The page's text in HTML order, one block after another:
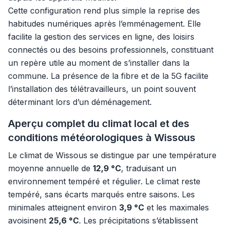
Cette configuration rend plus simple la reprise des
habitudes numériques après l’emménagement. Elle
facilite la gestion des services en ligne, des loisirs
connectés ou des besoins professionnels, constituant
un repère utile au moment de s’installer dans la
commune. La présence de la fibre et de la 5G facilite
l’installation des télétravailleurs, un point souvent
déterminant lors d’un déménagement.
Aperçu complet du climat local et des
conditions météorologiques à Wissous
Le climat de Wissous se distingue par une température
moyenne annuelle de 12,9 °C, traduisant un
environnement tempéré et régulier. Le climat reste
tempéré, sans écarts marqués entre saisons. Les
minimales atteignent environ 3,9 °C et les maximales
avoisinent 25,6 °C. Les précipitations s’établissent